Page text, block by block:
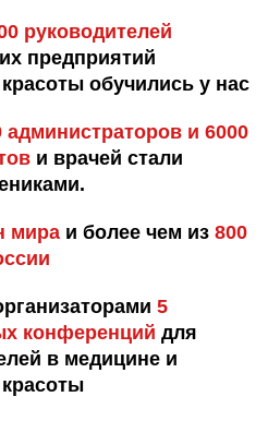
руководителей
предприятий
обучились у нас
администраторов и 6000
и врачей стали
мира и более чем из 800
5
конференций для
в медицине и